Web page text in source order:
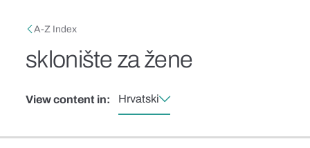
Breadcrumb
A-Z Index
sklonište za žene
View content in: Hrvatski